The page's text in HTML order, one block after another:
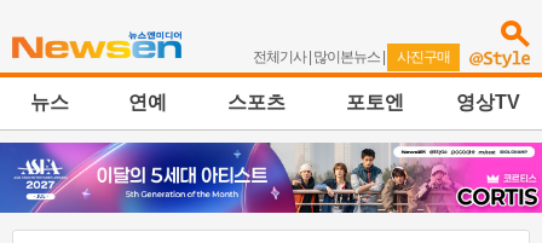
전체기사| 많이본뉴스 | 사진구매
뉴스 연예 스포츠 포토엔 영상TV